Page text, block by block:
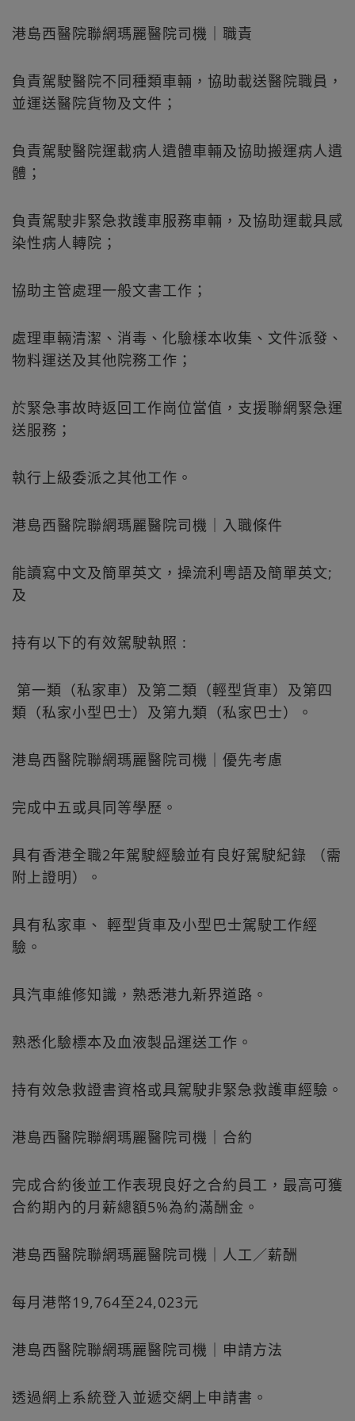
港島西醫院聯網瑪麗醫院司機｜職責
負責駕駛醫院不同種類車輛，協助載送醫院職員，
並運送醫院貨物及文件；
負責駕駛醫院運載病人遺體車輛及協助搬運病人遺
體；
負責駕駛非緊急救護車服務車輛，及協助運載具感
染性病人轉院；
協助主管處理一般文書工作；
處理車輛清潔、消毒、化驗樣本收集、文件派發、
物料運送及其他院務工作；
於緊急事故時返回工作崗位當值，支援聯網緊急運
送服務；
執行上級委派之其他工作。
港島西醫院聯網瑪麗醫院司機｜入職條件
能讀寫中文及簡單英文，操流利粵語及簡單英文;
及
持有以下的有效駕駛執照 :
第一類（私家車）及第二類（輕型貨車）及第四
類（私家小型巴士）及第九類（私家巴士）。
港島西醫院聯網瑪麗醫院司機｜優先考慮
完成中五或具同等學歷。
具有香港全職2年駕駛經驗並有良好駕駛紀錄 （需
附上證明）。
具有私家車、 輕型貨車及小型巴士駕駛工作經
驗。
具汽車維修知識，熟悉港九新界道路。
熟悉化驗標本及血液製品運送工作。
持有效急救證書資格或具駕駛非緊急救護車經驗。
港島西醫院聯網瑪麗醫院司機｜合約
完成合約後並工作表現良好之合約員工，最高可獲
合約期內的月薪總額5%為約滿酬金。
港島西醫院聯網瑪麗醫院司機｜人工／薪酬
每月港幣19,764至24,023元
港島西醫院聯網瑪麗醫院司機｜申請方法
透過網上系統登入並遞交網上申請書。